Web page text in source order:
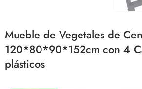
Mueble de Vegetales de
120*80*90*152cm con 4
plásticos